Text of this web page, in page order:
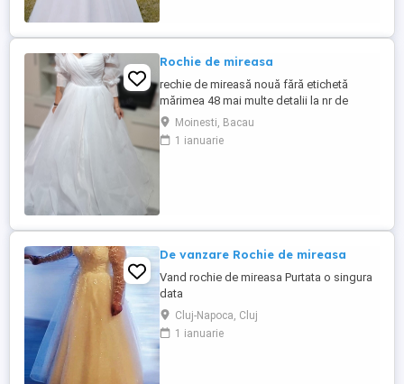
Rochie de mireasa
rechie de mireasă nouă fără etichetă
mărimea 48 mai multe detalii la nr de
telefonMoinesti, Bacau
1 ianuarie
De vanzare Rochie de mireasa
Vand rochie de mireasa Purtata o singura
data
Cluj-Napoca, Cluj
1 ianuarie